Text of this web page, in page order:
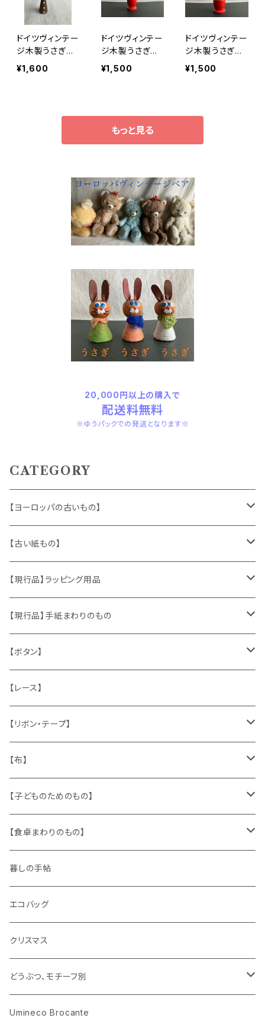
ドイツヴィンテー
ジ木製うさぎオ
ブジェ105
¥1,600
ドイツヴィンテー
ジ木製うさぎオ
ブジェ84
¥1,500
ドイツヴィンテー
ジ木製うさぎオ
ブジェ65
¥1,500
もっと見る
20,000円以上の購入で
配送料無料
※ゆうパックでの発送となります※
CATEGORY
【ヨーロッパの古いもの】
ヴィンテージアクセサリー
おもちゃ、ぬいぐるみ
くま、テディベア
うさぎ
キャラクター
ピノキオ
ヴィンテージファブリック
ハンドメイド製品
お部屋に飾るもの
メタル製品
缶、箱
陶磁器
文房具
木製品
ミニチュア、ドールハウス
【古い紙もの】
切手、FDC
ポストカード、カレンダー
マッチラベル、食品ラベル
蔵書票、荷札、ビュバー、伝票
シール、ステッカー、クロモス
袋、箱、ナプキン、コースター
パズル、ゲーム
古本、古雑誌、古えほん
古レコード
古せっけん
ラッピングペーパー、壁紙
【現行品】ラッピング用品
伝票、タグ、シール
袋、ラッピングペーパー
ひも、テープ
【現行品】手紙まわりのもの
封筒、ポストカード
切手
スタンプ
文房具
【ボタン】
木
貝
メタル
ガラス
プラスチック
紙
【レース】
【リボン・テープ】
チロルテープ・イニシャルテープ
トリム
ワッペン
【布】
キッチンクロス、ナプキン
ニット
布地
【子どものためのもの】
身に着けるもの
【食卓まわりのもの】
ガラス
花びん
小物入れ
陶磁器
カップアンドソーサー
プレート
木製品
ホーロー
メタル
暮しの手帖
エコバッグ
クリスマス
どうぶつ、モチーフ別
くま、ベア
Umineco Brocante